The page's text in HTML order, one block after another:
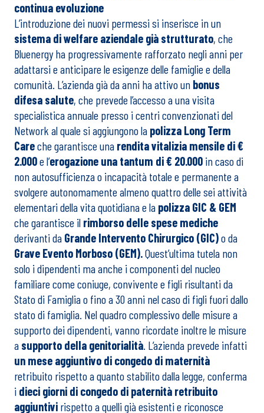
continua evoluzione
L’introduzione dei nuovi permessi si inserisce in un
sistema di welfare aziendale già strutturato, che
Bluenergy ha progressivamente rafforzato negli anni per
adattarsi e anticipare le esigenze delle famiglie e della
comunità. L’azienda già da anni ha attivo un bonus
difesa salute, che prevede l’accesso a una visita
specialistica annuale presso i centri convenzionati del
Network al quale si aggiungono la polizza Long Term
Careche garantisce una rendita vitalizia mensile di €
2.000e l’erogazione una tantum di € 20.000 in caso di
non autosufficienza o incapacità totale e permanente a
svolgere autonomamente almeno quattro delle sei attività
elementari della vita quotidiana e la polizza GIC & GEM
che garantisce il rimborso delle spese mediche
derivanti da Grande Intervento Chirurgico (GIC)o da
Grave Evento Morboso (GEM).Quest’ultima tutela non
solo i dipendenti ma anche i componenti del nucleo
familiare come coniuge, convivente e figli risultanti da
Stato di Famiglia o fino a 30 anni nel caso di figli fuori dallo
stato di famiglia. Nel quadro complessivo delle misure a
supporto dei dipendenti, vanno ricordate inoltre le misure
a supporto della genitorialità. L’azienda prevede infatti
un mese aggiuntivo di congedo di maternità
retribuito rispetto a quanto stabilito dalla legge, conferma
i dieci giorni di congedo di paternità retribuito
aggiuntivi rispetto a quelli già esistenti e riconosce